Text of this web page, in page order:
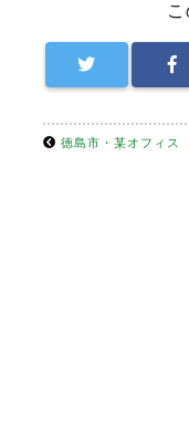
徳島市・某オフィス